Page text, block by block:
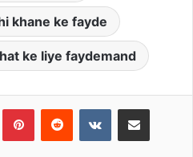
khane ke fayde
ke liye faydemand
PinterestReddit VKontakteShare via Email